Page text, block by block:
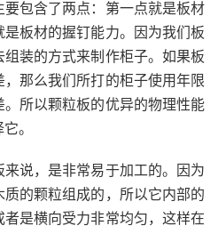
包含了两点：第一点就是板材
板材的握钉能力。因为我们板
装的方式来制作柜子。如果板
那么我们所打的柜子使用年限
所以颗粒板的优异的物理性能
。
来说，是非常易于加工的。因为
的颗粒组成的，所以它内部的
是横向受力非常均匀，这样在